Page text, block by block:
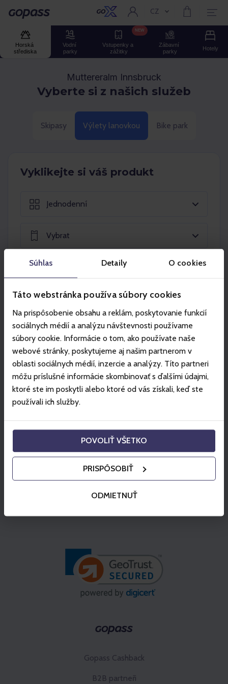
Súhlas Detaily O cookies
Táto webstránka používa súbory cookies
Na prispôsobenie obsahu a reklám, poskytovanie funkcií
sociálnych médií a analýzu návštevnosti používame
súbory cookie. Informácie o tom, ako používate naše
webové stránky, poskytujeme aj našim partnerom v
oblasti sociálnych médií, inzercie a analýzy. Títo partneri
môžu príslušné informácie skombinovať s ďalšími údajmi,
ktoré ste im poskytli alebo ktoré od vás získali, keď ste
používali ich služby.
POVOLIŤ VŠETKO
PRISPÔSOBIŤ
ODMIETNUŤ
GOPASS Aktuální jazyk:
CZ
Horská
střediska
Vodní
parky
Vstupenky a
zážitky
NEW
Zábavní
parky
Hotely
Muttereralm Innsbruck
Vyberte si z našich služeb
Skipasy Výlety lanovkou Bike park
Vyklikejte si váš produkt
Jednodenní
Vybrat
Vložit do košíku
Partneři
Gopass Cashback
B2B partneři